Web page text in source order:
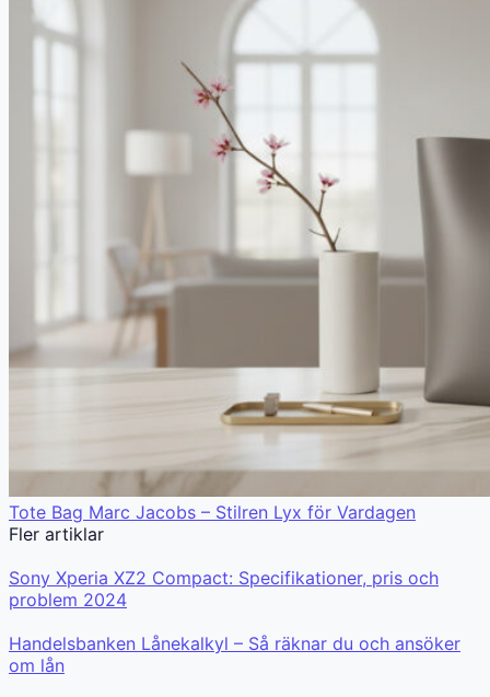
Tote Bag Marc Jacobs – Stilren Lyx för Vardagen
Fler artiklar
Sony Xperia XZ2 Compact: Specifikationer, pris och
problem 2024
Handelsbanken Lånekalkyl – Så räknar du och ansöker
om lån